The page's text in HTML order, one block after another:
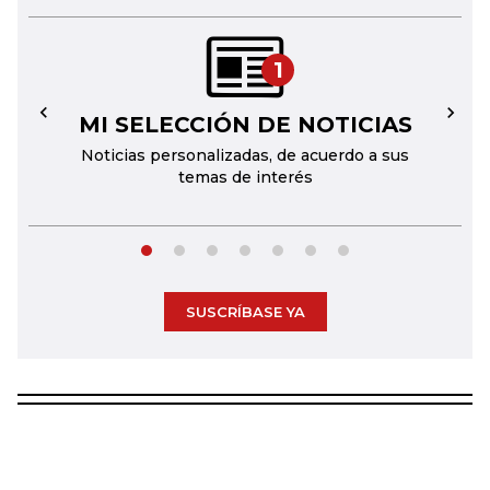
1
MI SELECCIÓN DE NOTICIAS
Noticias personalizadas, de acuerdo a sus
temas de interés
← →
SUSCRÍBASE YA